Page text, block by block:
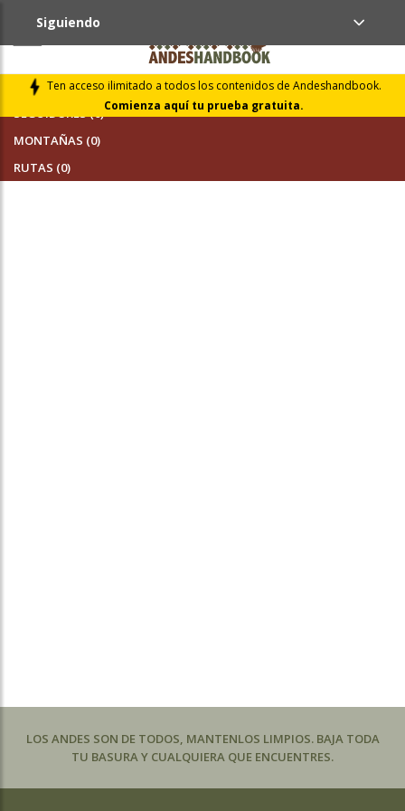
Ten acceso ilimitado a todos los contenidos de Andeshandbook.
Comienza aquí tu prueba gratuita.
Siguiendo
SEGUIDORES (0)
MONTAÑAS (0)
RUTAS (0)
LOS ANDES SON DE TODOS, MANTENLOS LIMPIOS. BAJA TODA
TU BASURA Y CUALQUIERA QUE ENCUENTRES.